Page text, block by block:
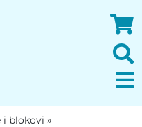
i blokovi »